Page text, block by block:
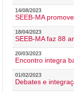
14/08/2023
SEEB-MA
18/04/2023
SEEB-MA faz 88
20/03/2023
Encontro integra
01/02/2023
Debates e